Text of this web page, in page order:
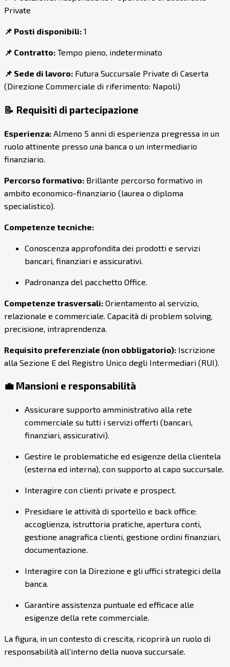
Private
📌 Posti disponibili: 1
📌 Contratto: Tempo pieno, indeterminato
📌 Sede di lavoro: Futura Succursale Private di Caserta
(Direzione Commerciale di riferimento: Napoli)
📝 Requisiti di partecipazione
Esperienza: Almeno 5 anni di esperienza pregressa in un
ruolo attinente presso una banca o un intermediario
finanziario.
Percorso formativo: Brillante percorso formativo in
ambito economico-finanziario (laurea o diploma
specialistico).
Competenze tecniche:
Conoscenza approfondita dei prodotti e servizi
bancari, finanziari e assicurativi.
Padronanza del pacchetto Office.
Competenze trasversali: Orientamento al servizio,
relazionale e commerciale. Capacità di problem solving,
precisione, intraprendenza.
Requisito preferenziale (non obbligatorio): Iscrizione
alla Sezione E del Registro Unico degli Intermediari (RUI).
💼 Mansioni e responsabilità
Assicurare supporto amministrativo alla rete
commerciale su tutti i servizi offerti (bancari,
finanziari, assicurativi).
Gestire le problematiche ed esigenze della clientela
(esterna ed interna), con supporto al capo succursale.
Interagire con clienti private e prospect.
Presidiare le attività di sportello e back office:
accoglienza, istruttoria pratiche, apertura conti,
gestione anagrafica clienti, gestione ordini finanziari,
documentazione.
Interagire con la Direzione e gli uffici strategici della
banca.
Garantire assistenza puntuale ed efficace alle
esigenze della rete commerciale.
La figura, in un contesto di crescita, ricoprirà un ruolo di
responsabilità all'interno della nuova succursale.